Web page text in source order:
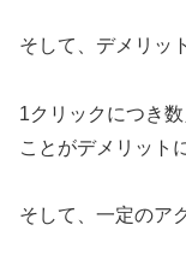
そして、デメリッ
1クリックにつき
ことがデメリット
そして、一定のア